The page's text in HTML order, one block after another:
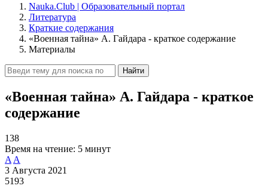
Nauka.Club | Образовательный портал
Литература
Краткие содержания
«Военная тайна» А. Гайдара - краткое содержание
Материалы
Найти
«Военная тайна» А. Гайдара - краткое
содержание
138
Время на чтение: 5 минут
A A
3 Августа 2021
5193